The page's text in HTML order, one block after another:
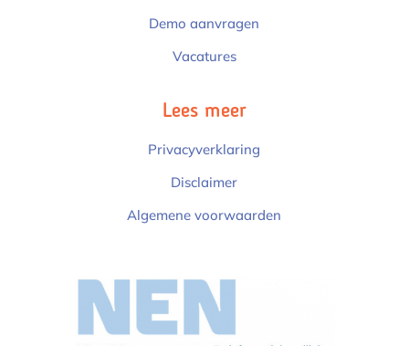
Demo aanvragen
Vacatures
Lees meer
Privacyverklaring
Disclaimer
Algemene voorwaarden